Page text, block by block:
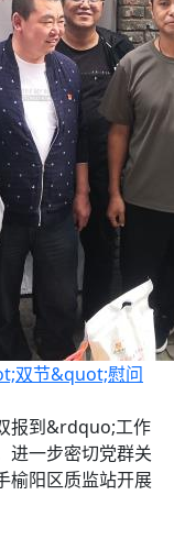
双节&quot;慰问
报到&rdquo;工作
进一步密切党群关
榆阳区质监站开展